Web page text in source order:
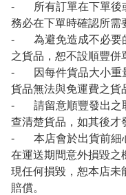
- 所有訂單在下單後
務必在下單時確認所需
- 為避免造成不必要
之貨品，恕不設順豐併
- 因每件貨品大小重
貨品無法與免運費之貨
- 請留意順豐發出之
查清楚貨品，如其後才
- 本店會於出貨前細
在運送期間意外損毀之
現任何損毀，恕本店未
賠償。